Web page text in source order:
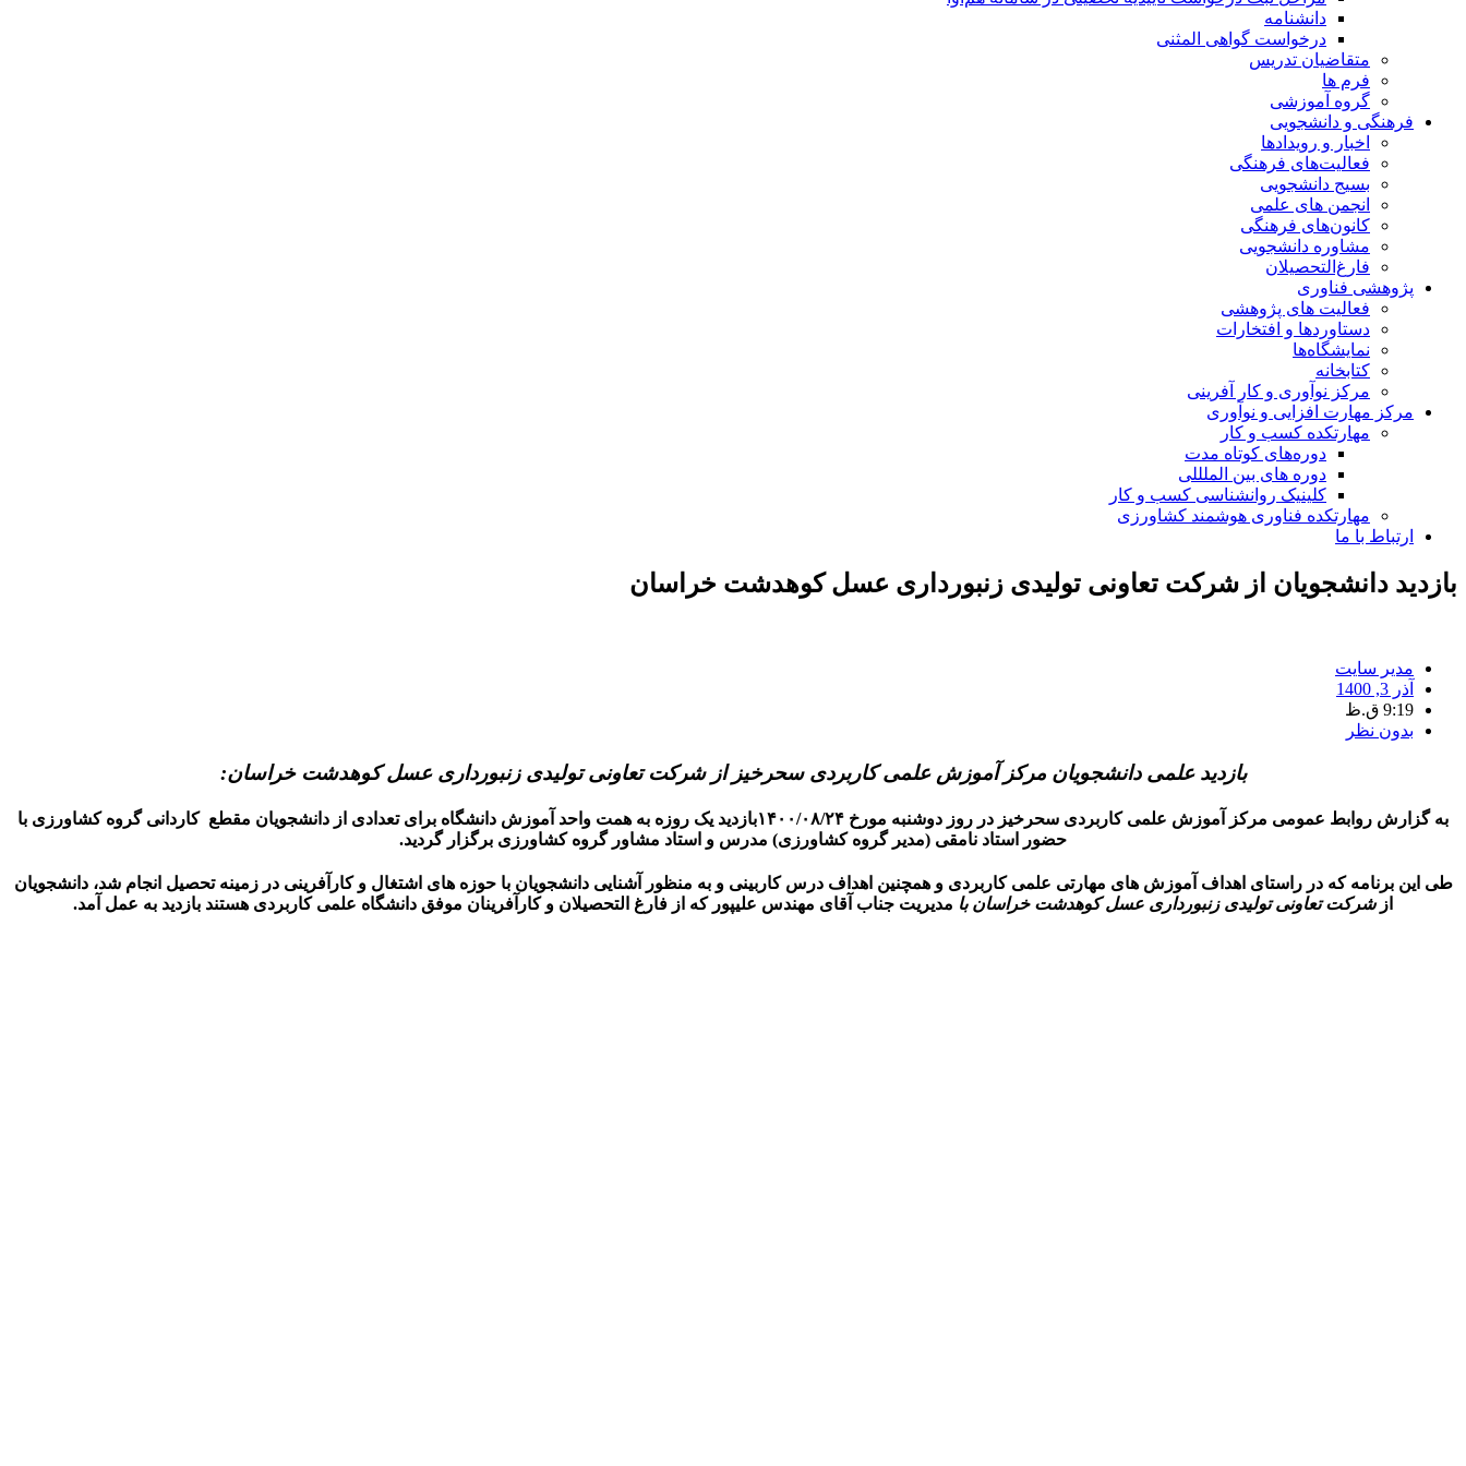
دانشنامه
درخواست گواهی المثنی
متقاضیان تدریس
فرم ها
گروه آموزشی
فرهنگی و دانشجویی
اخبار و رویدادها
فعالیت‌های فرهنگی
بسیج دانشجویی
انجمن های علمی
کانون‌های فرهنگی
مشاوره دانشجویی
فارغ‌التحصیلان
پژوهشی فناوری
فعالیت های پژوهشی
دستاوردها و افتخارات
نمایشگاه‌ها
کتابخانه
مرکز نوآوری و کار آفرینی
مرکز مهارت افزایی و نوآوری
مهارتکده کسب و کار
دوره‌های کوتاه مدت
دوره های بین الملللی
کلینیک روانشناسی کسب و کار
مهارتکده فناوری هوشمند کشاورزی
ارتباط با ما
بازدید دانشجویان از شرکت تعاونی تولیدی زنبورداری عسل کوهدشت خراسان
مدیر سایت
آذر 3, 1400
9:19 ق.ظ
بدون نظر
بازدید علمی دانشجویان مرکز آموزش علمی کاربردی سحرخیز از شرکت تعاونی تولیدی زنبورداری عسل کوهدشت خراسان:
به گزارش روابط عمومی مرکز آموزش علمی کاربردی سحرخیز در روز دوشنبه مورخ ۱۴۰۰/۰۸/۲۴بازدید یک روزه به همت واحد آموزش دانشگاه برای تعدادی از دانشجویان مقطع کاردانی گروه کشاورزی با
حضور استاد نامقی (مدیر گروه کشاورزی) مدرس و استاد مشاور گروه کشاورزی برگزار گردید.
طی این برنامه که در راستای اهداف آموزش های مهارتی علمی کاربردی و همچنین اهداف درس کاربینی و به منظور آشنایی دانشجویان با حوزه های اشتغال و کارآفرینی در زمینه تحصیل انجام شد، دانشجویان
ازشرکت تعاونی تولیدی زنبورداری عسل کوهدشت خراسان با مدیریت جناب آقای مهندس علیپور که از فارغ التحصیلان و کارآفرینان موفق دانشگاه علمی کاربردی هستند بازدید به عمل آمد.